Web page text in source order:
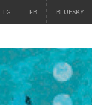
TG FB BLUESKY